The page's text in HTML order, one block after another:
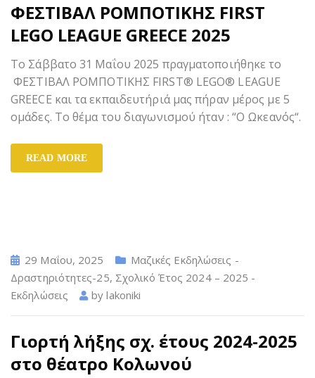
ΦΕΣΤΙΒΑΛ ΡΟΜΠΟΤΙΚΗΣ FIRST
LEGO LEAGUE GREECE 2025
Το Σάββατο 31 Μαΐου 2025 πραγματοποιήθηκε το
ΦΕΣΤΙΒΑΛ ΡΟΜΠΟΤΙΚΗΣ FIRST® LEGO® LEAGUE
GREECE και τα εκπαιδευτήριά μας πήραν μέρος με 5
ομάδες. Το θέμα του διαγωνισμού ήταν : “Ο Ωκεανός“.
READ MORE
29 Μαΐου, 2025
Μαζικές Εκδηλώσεις -
Δραστηριότητες-25, Σχολικό Έτος 2024 – 2025 -
Εκδηλώσεις
bylakoniki
Γιορτή λήξης σχ. έτους 2024-2025
στο θέατρο Κολωνού